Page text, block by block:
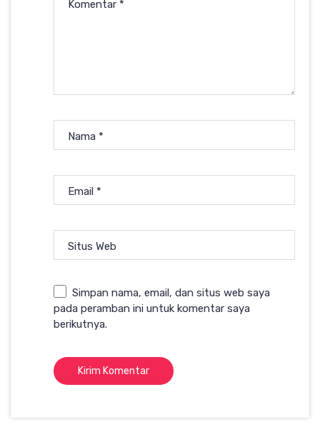
Komentar *
Nama *
Email *
Situs Web
Simpan nama, email, dan situs web saya
pada peramban ini untuk komentar saya
berikutnya.